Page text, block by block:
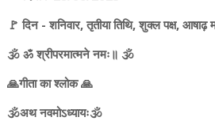
🚩 दिन - शनिवार, तृतीया तिथि, शुक्ल पक्ष, आषाढ़
🕉️ ॐ श्रीपरमात्मने नमः॥ 🕉️
🙏गीता का श्लोक 🙏
🕉️अथ नवमोऽध्यायः🕉️